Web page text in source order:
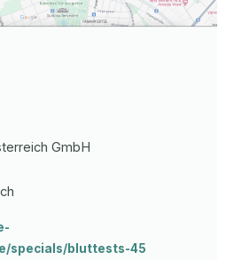
GmbH
specials/bluttests-45